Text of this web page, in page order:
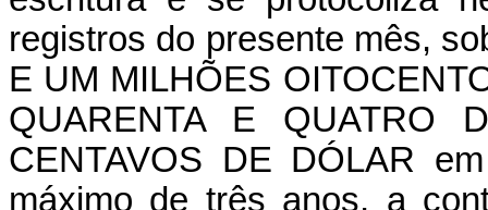
registros do presente mês,
E UM MILHÕES
QUARENTA E QUATRO
CENTAVOS DE DÓLAR
máximo de três anos, a